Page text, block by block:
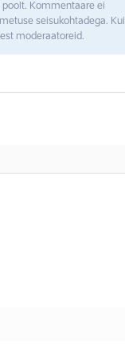
Kommentaare ei
seisukohtadega. Kui
moderaatoreid.